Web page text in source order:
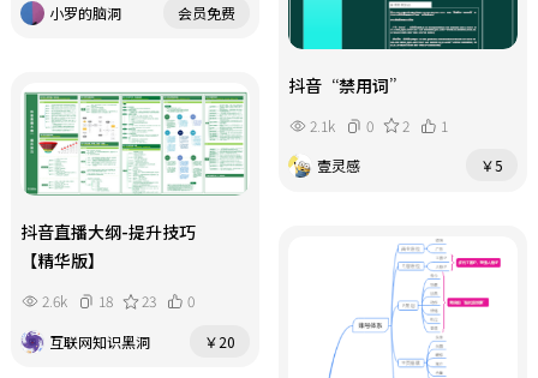
抖音“禁用词”
2.1k 0 2
1
壹灵感
￥5
小罗的脑洞
会员免费
抖音直播大纲-提升技巧
【精华版】
2.6k 18 23
0
互联网知识黑洞
￥20